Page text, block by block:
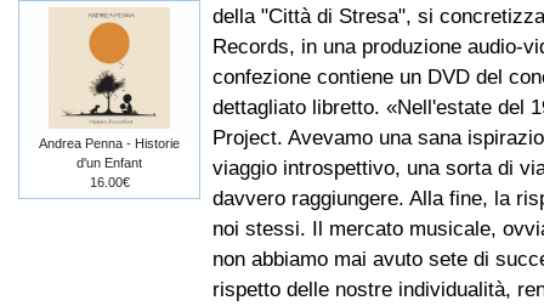
della "Città di Stresa", si
Records, in una produzione audio-
confezione contiene un DVD del
dettagliato libretto. «Nell'estate del
Project. Avevamo una sana
viaggio introspettivo, una sorta di
davvero raggiungere. Alla fine, la
noi stessi. Il mercato musicale,
non abbiamo mai avuto sete di
rispetto delle nostre individualità,
Andrea Penna - Historie
d'un Enfant
16.00€